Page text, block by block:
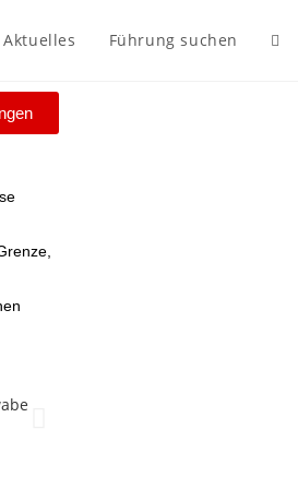
Aktuelles Führung suchen